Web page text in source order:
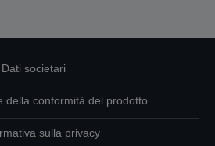
Dati societari
della conformità del prodotto
sulla privacy